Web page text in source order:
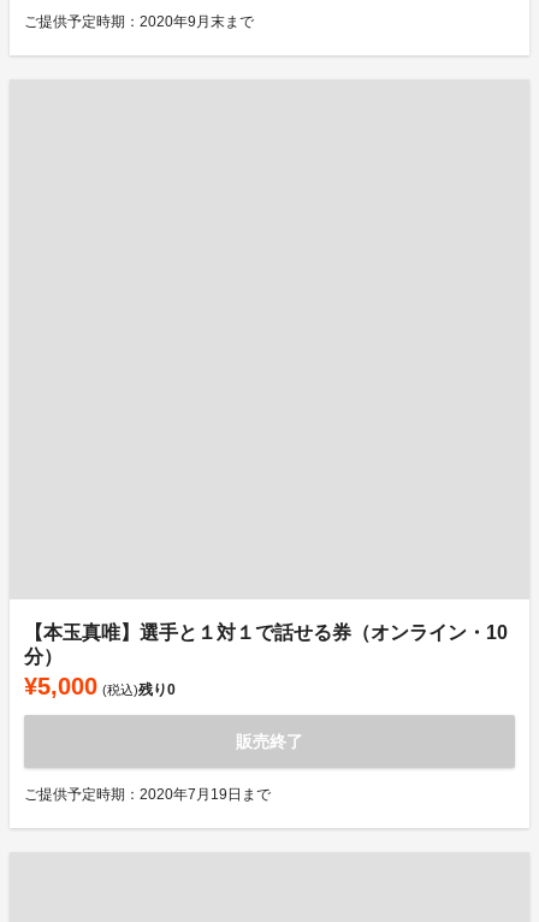
ご提供予定時期：2020年9月末まで
【本玉真唯】選手と１対１で話せる券（オンライン・10
分）
¥5,000 (税込)残り0
販売終了
ご提供予定時期：2020年7月19日まで